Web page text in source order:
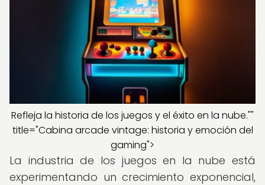
Refleja la historia de los juegos y el éxito en la nube.""
title="Cabina arcade vintage: historia y emoción del
gaming">
La industria de los juegos en la nube está
experimentando un crecimiento exponencial,